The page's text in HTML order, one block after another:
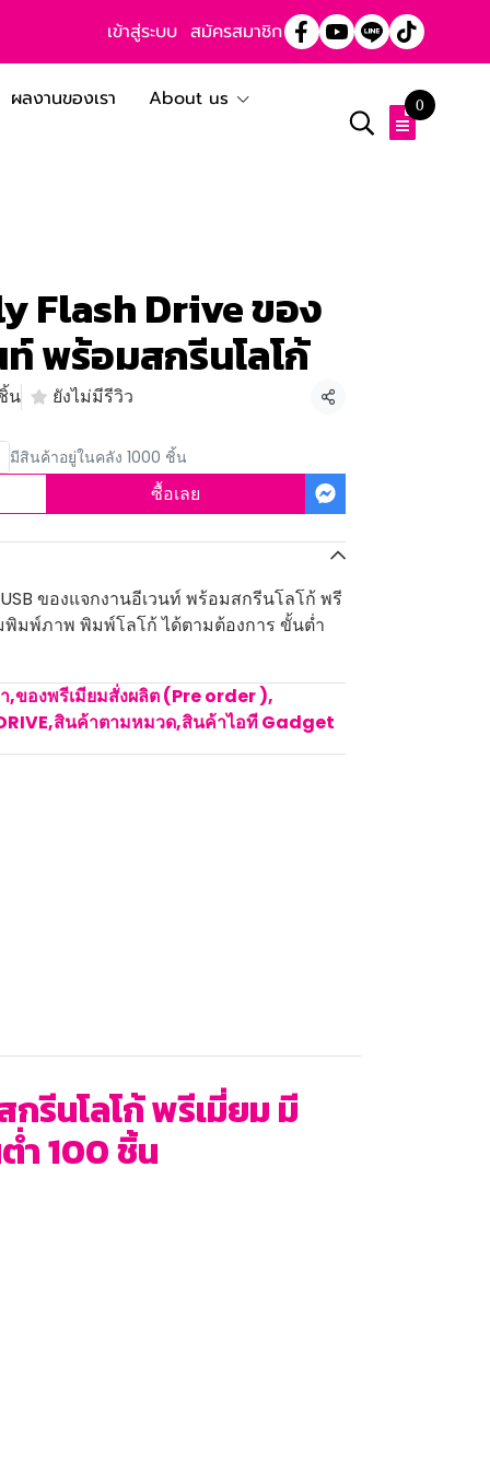
เข้าสู่ระบบ สมัครสมาชิก
ผลงานของเรา
About us
0
Flash Drive ของ
พร้อมสกรีนโลโก้
น ยังไม่มีรีวิว
แชร์
มีสินค้าอยู่ในคลัง 1000 ชิ้น
ซื้อเลย
ของแจกงานอีเวนท์ พร้อมสกรีนโลโก้ พรี
พิมพ์ภาพ พิมพ์โลโก้ ได้ตามต้องการ ขั้นต่ำ
,ของพรีเมียมสั่งผลิต (Pre order ),
,สินค้าตามหมวด,สินค้าไอที Gadget
รีนโลโก้ พรีเมี่ยม มี
ำ 100 ชิ้น